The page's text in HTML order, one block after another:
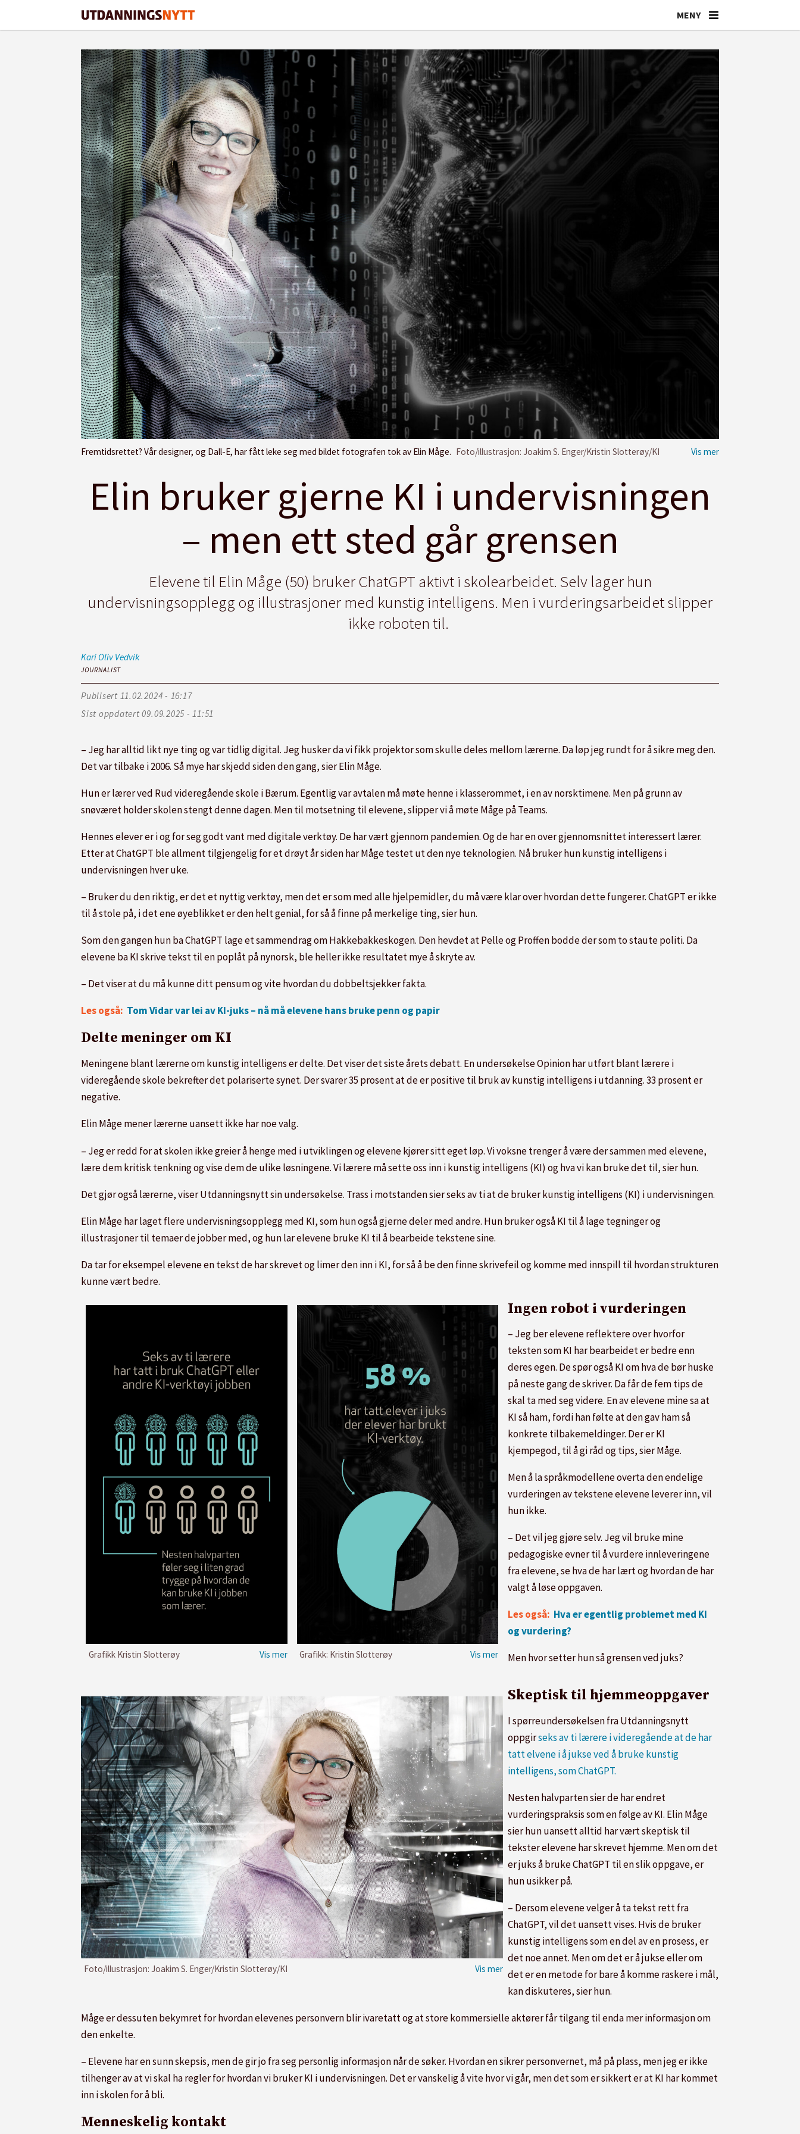
Fremtidsrettet? Vår designer, og Dall-E, har fått leke seg med bildet fotografen tok av Elin Måge. Foto/illustrasjon: Joakim S. Enger/Kristin Slotterøy/KI
Elin bruker gjerne KI i undervisningen
– men ett sted går grensen
Elevene til Elin Måge (50) bruker ChatGPT aktivt i skolearbeidet. Selv lager hun
undervisningsopplegg og illustrasjoner med kunstig intelligens. Men i vurderingsarbeidet slipper
ikke roboten til.
Kari Oliv Vedvik
JOURNALIST
Publisert
11.02.2024 - 16:17
Sist oppdatert
09.09.2025 - 11:51
– Jeg har alltid likt nye ting og var tidlig digital. Jeg husker da vi fikk projektor som skulle deles mellom lærerne. Da løp jeg rundt for å sikre meg den.
Det var tilbake i 2006. Så mye har skjedd siden den gang, sier Elin Måge.
Hun er lærer ved Rud videregående skole i Bærum. Egentlig var avtalen må møte henne i klasserommet, i en av norsktimene. Men på grunn av
snøværet holder skolen stengt denne dagen. Men til motsetning til elevene, slipper vi å møte Måge på Teams.
Hennes elever er i og for seg godt vant med digitale verktøy. De har vært gjennom pandemien. Og de har en over gjennomsnittet interessert lærer.
Etter at ChatGPT ble allment tilgjengelig for et drøyt år siden har Måge testet ut den nye teknologien. Nå bruker hun kunstig intelligens i
undervisningen hver uke.
– Bruker du den riktig, er det et nyttig verktøy, men det er som med alle hjelpemidler, du må være klar over hvordan dette fungerer. ChatGPT er ikke
til å stole på, i det ene øyeblikket er den helt genial, for så å finne på merkelige ting, sier hun.
Som den gangen hun ba ChatGPT lage et sammendrag om Hakkebakkeskogen. Den hevdet at Pelle og Proffen bodde der som to staute politi. Da
elevene ba KI skrive tekst til en poplåt på nynorsk, ble heller ikke resultatet mye å skryte av.
– Det viser at du må kunne ditt pensum og vite hvordan du dobbeltsjekker fakta.
Les også: Tom Vidar var lei av KI-juks – nå må elevene hans bruke penn og papir
Delte meninger om KI
Meningene blant lærerne om kunstig intelligens er delte. Det viser det siste årets debatt. En undersøkelse Opinion har utført blant lærere i
videregående skole bekrefter det polariserte synet. Der svarer 35 prosent at de er positive til bruk av kunstig intelligens i utdanning. 33 prosent er
negative.
Elin Måge mener lærerne uansett ikke har noe valg.
– Jeg er redd for at skolen ikke greier å henge med i utviklingen og elevene kjører sitt eget løp. Vi voksne trenger å være der sammen med elevene,
lære dem kritisk tenkning og vise dem de ulike løsningene. Vi lærere må sette oss inn i kunstig intelligens (KI) og hva vi kan bruke det til, sier hun.
Det gjør også lærerne, viser Utdanningsnytt sin undersøkelse. Trass i motstanden sier seks av ti at de bruker kunstig intelligens (KI) i undervisningen.
Elin Måge har laget flere undervisningsopplegg med KI, som hun også gjerne deler med andre. Hun bruker også KI til å lage tegninger og
illustrasjoner til temaer de jobber med, og hun lar elevene bruke KI til å bearbeide tekstene sine.
Da tar for eksempel elevene en tekst de har skrevet og limer den inn i KI, for så å be den finne skrivefeil og komme med innspill til hvordan strukturen
kunne vært bedre.
Grafikk Kristin Slotterøy Grafikk: Kristin Slotterøy
Ingen robot i vurderingen
– Jeg ber elevene reflektere over hvorfor
teksten som KI har bearbeidet er bedre enn
deres egen. De spør også KI om hva de bør huske
på neste gang de skriver. Da får de fem tips de
skal ta med seg videre. En av elevene mine sa at
KI så ham, fordi han følte at den gav ham så
konkrete tilbakemeldinger. Der er KI
kjempegod, til å gi råd og tips, sier Måge.
Men å la språkmodellene overta den endelige
vurderingen av tekstene elevene leverer inn, vil
hun ikke.
– Det vil jeg gjøre selv. Jeg vil bruke mine
pedagogiske evner til å vurdere innleveringene
fra elevene, se hva de har lært og hvordan de har
valgt å løse oppgaven.
Les også: Hva er egentlig problemet med KI
og vurdering?
Men hvor setter hun så grensen ved juks?
Foto/illustrasjon: Joakim S. Enger/Kristin Slotterøy/KI
Skeptisk til hjemmeoppgaver
I spørreundersøkelsen fra Utdanningsnytt
oppgirseks av ti lærere i videregående at de har
tatt elvene i å jukse ved å bruke kunstig
intelligens, som ChatGPT.
Nesten halvparten sier de har endret
vurderingspraksis som en følge av KI. Elin Måge
sier hun uansett alltid har vært skeptisk til
tekster elevene har skrevet hjemme. Men om det
er juks å bruke ChatGPT til en slik oppgave, er
hun usikker på.
– Dersom elevene velger å ta tekst rett fra
ChatGPT, vil det uansett vises. Hvis de bruker
kunstig intelligens som en del av en prosess, er
det noe annet. Men om det er å jukse eller om
det er en metode for bare å komme raskere i mål,
kan diskuteres, sier hun.
Måge er dessuten bekymret for hvordan elevenes personvern blir ivaretatt og at store kommersielle aktører får tilgang til enda mer informasjon om
den enkelte.
– Elevene har en sunn skepsis, men de gir jo fra seg personlig informasjon når de søker. Hvordan en sikrer personvernet, må på plass, men jeg er ikke
tilhenger av at vi skal ha regler for hvordan vi bruker KI i undervisningen. Det er vanskelig å vite hvor vi går, men det som er sikkert er at KI har kommet
inn i skolen for å bli.
Menneskelig kontakt